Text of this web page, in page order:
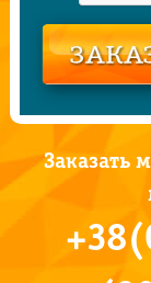
Заказать